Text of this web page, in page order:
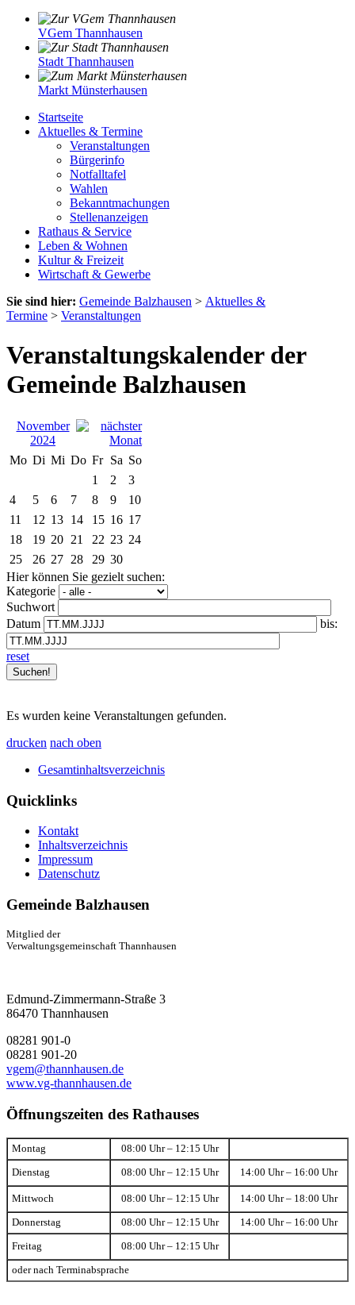
VGem Thannhausen
Stadt Thannhausen
Markt Münsterhausen
Startseite
Aktuelles & Termine
Veranstaltungen
Bürgerinfo
Notfalltafel
Wahlen
Bekanntmachungen
Stellenanzeigen
Rathaus & Service
Leben & Wohnen
Kultur & Freizeit
Wirtschaft & Gewerbe
Sie sind hier: Gemeinde Balzhausen > Aktuelles &
Termine > Veranstaltungen
Veranstaltungskalender der
Gemeinde Balzhausen
November
2024
Mo Di Mi Do Fr Sa So
1
2
3
4
5 6 7 8 9
10
11
12 13 14 15 16 17
18
19 20 21 22 23 24
25
26 27 28 29 30
Hier können Sie gezielt suchen:
Kategorie
Suchwort
Datum
bis:
reset
Es wurden keine Veranstaltungen gefunden.
drucken nach oben
Gesamtinhaltsverzeichnis
Quicklinks
Kontakt
Inhaltsverzeichnis
Impressum
Datenschutz
Gemeinde Balzhausen
Mitglied der
Verwaltungsgemeinschaft Thannhausen
Edmund-Zimmermann-Straße 3
86470 Thannhausen
08281 901-0
08281 901-20
vgem@thannhausen.de
www.vg-thannhausen.de
Öffnungszeiten des Rathauses
Montag 08:00 Uhr – 12:15 Uhr
Dienstag 08:00 Uhr – 12:15 Uhr 14:00 Uhr – 16:00 Uhr
Mittwoch 08:00 Uhr – 12:15 Uhr 14:00 Uhr – 18:00 Uhr
Donnerstag 08:00 Uhr – 12:15 Uhr 14:00 Uhr – 16:00 Uhr
Freitag 08:00 Uhr – 12:15 Uhr
oder nach Terminabsprache